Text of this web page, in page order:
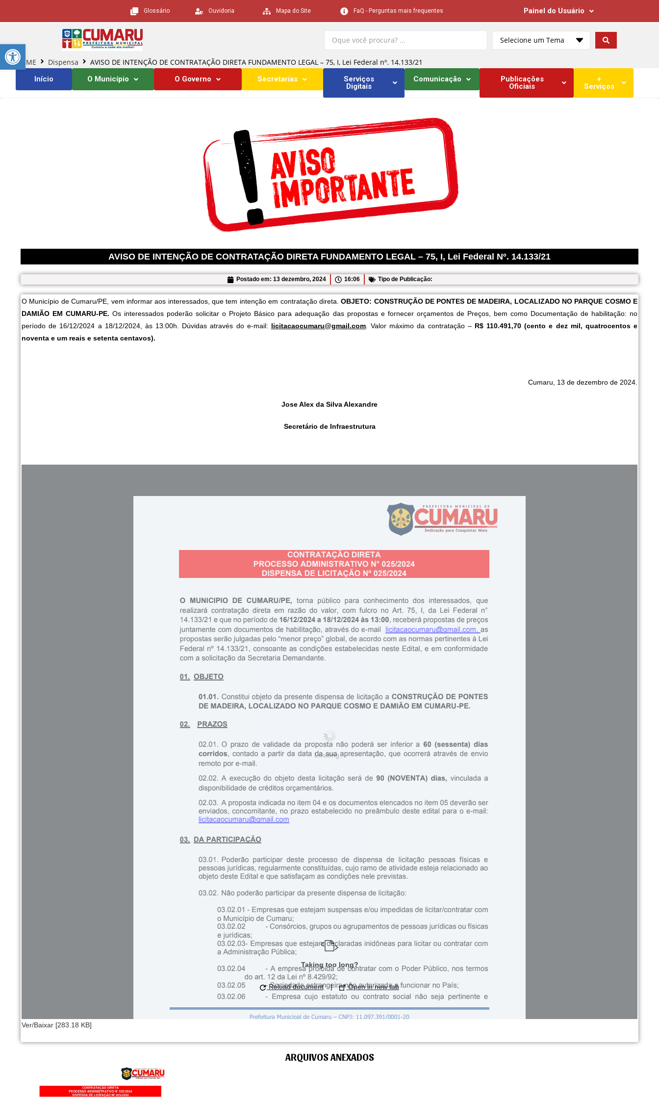
Barra de Ferramentas Aberta
Glossário Ouvidoria Mapa do Site FaQ - Perguntas mais frequentes Painel do Usuário
Selecione um Tema
HOME Dispensa AVISO DE INTENÇÃO DE CONTRATAÇÃO DIRETA FUNDAMENTO LEGAL – 75, I, Lei Federal nº. 14.133/21
Início O Município O Governo Secretarias
Serviços
Digitais
Comunicação
Publicações
Oficiais
+
Serviços
AVISO DE INTENÇÃO DE CONTRATAÇÃO DIRETA FUNDAMENTO LEGAL – 75, I, Lei Federal Nº. 14.133/21
Postado em: 13 dezembro, 2024 16:06 Tipo de Publicação:
O Município de Cumaru/PE, vem informar aos interessados, que tem intenção em contratação direta.OBJETO: CONSTRUÇÃO DE PONTES DE MADEIRA, LOCALIZADO NO PARQUE COSMO E
DAMIÃO EM CUMARU-PE. Os interessados poderão solicitar o Projeto Básico para adequação das propostas e fornecer orçamentos de Preços, bem como Documentação de habilitação: no
período de 16/12/2024 a 18/12/2024, às 13:00h. Dúvidas através do e-mail: licitacaocumaru@gmail.com. Valor máximo da contratação – R$ 110.491,70 (cento e dez mil, quatrocentos e
noventa e um reais e setenta centavos).
Cumaru, 13 de dezembro de 2024.
Jose Alex da Silva Alexandre
Secretário de Infraestrutura
Ver/Baixar [283.18 KB]
ARQUIVOS ANEXADOS